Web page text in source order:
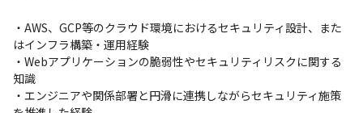
策定支援
エニグモではセキュリティ業務を単独のチームで担うのではな
く、所属先のインフラグループや開発チーム、コーポレートITチ
ームと連携しながら組織横断で推進しています。
・AWS、GCP等のクラウド環境におけるセキュリティ設計、また
はインフラ構築・運用経験
・Webアプリケーションの脆弱性やセキュリティリスクに関する
知識
・エンジニアや関係部署と円滑に連携しながらセキュリティ施策